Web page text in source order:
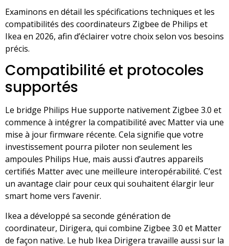
Examinons en détail les spécifications techniques et les
compatibilités des coordinateurs Zigbee de Philips et
Ikea en 2026, afin d’éclairer votre choix selon vos besoins
précis.
Compatibilité et protocoles
supportés
Le bridge Philips Hue supporte nativement Zigbee 3.0 et
commence à intégrer la compatibilité avec Matter via une
mise à jour firmware récente. Cela signifie que votre
investissement pourra piloter non seulement les
ampoules Philips Hue, mais aussi d’autres appareils
certifiés Matter avec une meilleure interopérabilité. C’est
un avantage clair pour ceux qui souhaitent élargir leur
smart home vers l’avenir.
Ikea a développé sa seconde génération de
coordinateur, Dirigera, qui combine Zigbee 3.0 et Matter
de façon native. Le hub Ikea Dirigera travaille aussi sur la